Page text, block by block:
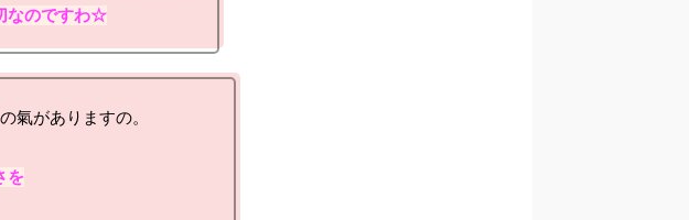
なのですわ☆
氣がありますの。
を